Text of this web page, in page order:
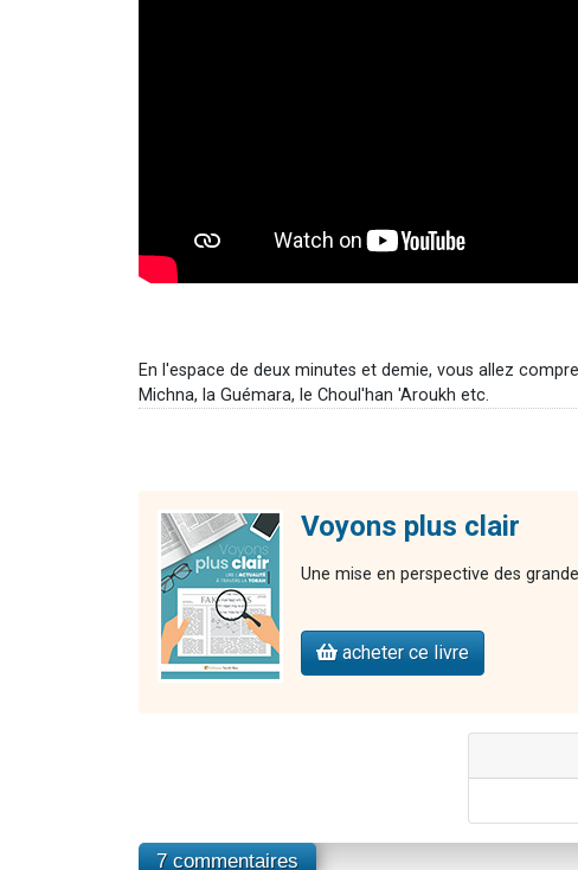
En l'espace de deux minutes et demie, vous allez
Michna, la Guémara, le Choul'han 'Aroukh etc.
Voyons plus clair
Une mise en perspective des
acheter ce livre
7 commentaires